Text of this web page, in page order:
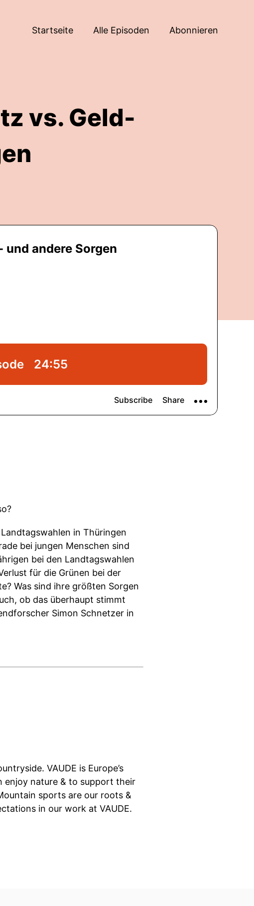
Startseite Alle Episoden Abonnieren
vs. Geld-
in Thüringen
bei jungen Menschen sind
bei den Landtagswahlen
für die Grünen bei der
Was sind ihre größten Sorgen
ob das überhaupt stimmt
Simon Schnetzer in
VAUDE is Europe’s
enjoy nature & to support their
sports are our roots &
in our work at VAUDE.